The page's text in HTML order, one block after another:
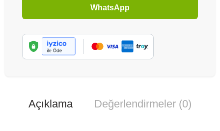
WhatsApp
Açıklama Değerlendirmeler (0)